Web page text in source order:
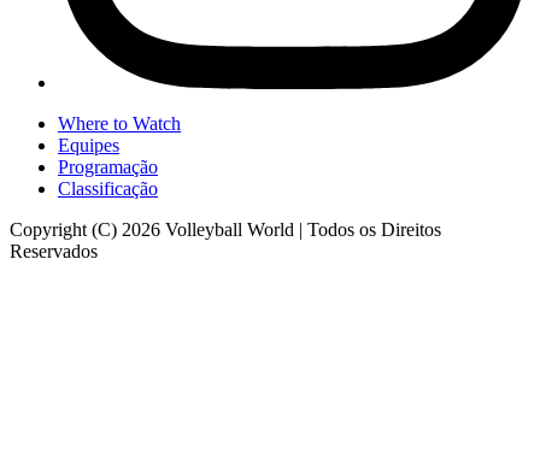
Where to Watch
Equipes
Programação
Classificação
Copyright (C) 2026 Volleyball World | Todos os Direitos
Reservados